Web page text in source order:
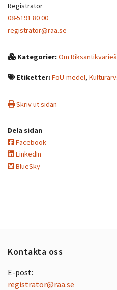
Registrator
08-5191 80 00
registrator@raa.se
Kategorier:Om
Etiketter:FoU-medel,
Skriv ut sidan
Dela sidan
Facebook
LinkedIn
BlueSky
Kontakta oss
E-post:
registrator@raa.se